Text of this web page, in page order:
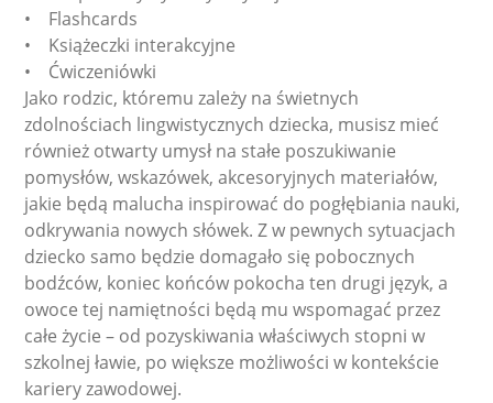
• Flashcards
• Książeczki interakcyjne
• Ćwiczeniówki
Jako rodzic, któremu zależy na świetnych
zdolnościach lingwistycznych dziecka, musisz mieć
również otwarty umysł na stałe poszukiwanie
pomysłów, wskazówek, akcesoryjnych materiałów,
jakie będą malucha inspirować do pogłębiania nauki,
odkrywania nowych słówek. Z w pewnych sytuacjach
dziecko samo będzie domagało się pobocznych
bodźców, koniec końców pokocha ten drugi język, a
owoce tej namiętności będą mu wspomagać przez
całe życie – od pozyskiwania właściwych stopni w
szkolnej ławie, po większe możliwości w kontekście
kariery zawodowej.